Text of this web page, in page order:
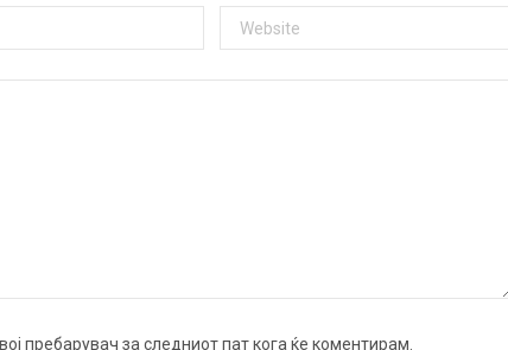
пребарувач за следниот пат кога ќе коментирам.